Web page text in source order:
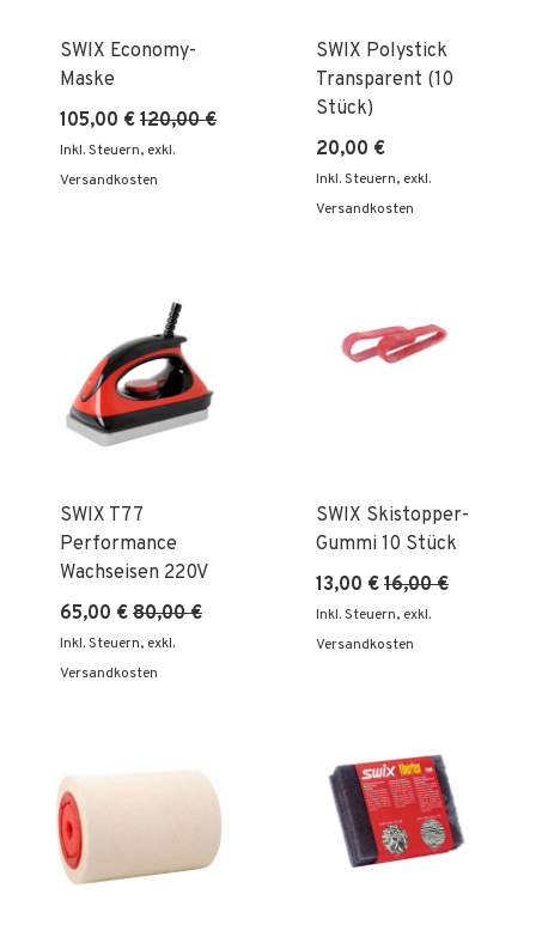
SWIX Economy-
Maske
105,00 € 120,00 €
Inkl. Steuern, exkl.
Versandkosten
SWIX Polystick
Transparent (10
Stück)
20,00 €
Inkl. Steuern, exkl.
Versandkosten
SWIX T77
Performance
Wachseisen 220V
65,00 € 80,00 €
Inkl. Steuern, exkl.
Versandkosten
SWIX Skistopper-
Gummi 10 Stück
13,00 € 16,00 €
Inkl. Steuern, exkl.
Versandkosten